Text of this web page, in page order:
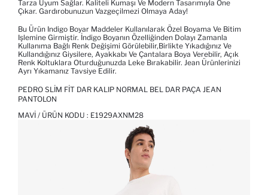
Tarza Uyum Sağlar. Kaliteli Kumaşı Ve Modern Tasarımıyla Öne
Çıkar. Gardırobunuzun Vazgeçilmezi Olmaya Aday!
Bu Ürün Indigo Boyar Maddeler Kullanılarak Özel Boyama Ve Bitim
Işlemine Girmiştir. İndigo Boyanın Özelliğinden Dolayı Zamanla
Kullanıma Bağlı Renk Değişimi Görülebilir,birlikte Yıkadığınız Ve
Kullandığınız Giysilere, Ayakkabı Ve Çantalara Boya Verebilir, Açık
Renk Koltuklara Oturduğunuzda Leke Bırakabilir. Jean Ürünlerinizi
Ayrı Yıkamanız Tavsiye Edilir.
PEDRO SLIM FIT DAR KALIP NORMAL BEL DAR PAÇA JEAN
PANTOLON
MAVI / ÜRÜN KODU : E1929AXNM28